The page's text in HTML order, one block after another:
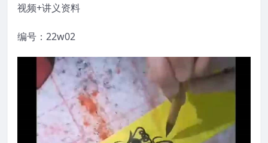
视频+讲义资料
编号：22w02